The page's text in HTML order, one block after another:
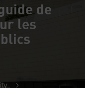
de
les
5